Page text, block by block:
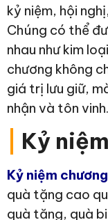
kỷ niệm, hội
Chúng có thể
nhau như kim
chương không
giá trị lưu giữ,
nhận và tôn vinh.
Kỷ
Kỷ niệm
quà tặng cao
quà tặng, quà